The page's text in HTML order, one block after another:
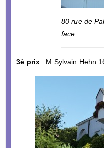
80 rue de
face
3è prix: M Sylvain Hehn